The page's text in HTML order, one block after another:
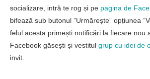
socializare, intră te rog și pe pagina de
bifează sub butonul ”Urmărește” opțiunea
felul acesta primești notificări la fiecare nou
Facebook găsești și vestitul grup cu idei de
invit.